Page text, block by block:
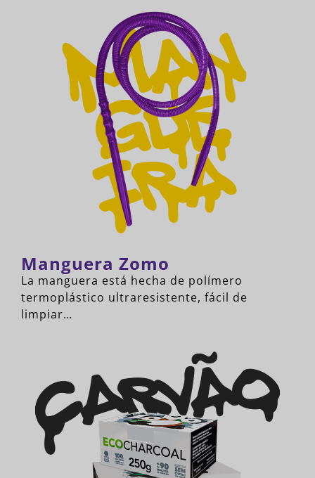
Manguera Zomo
La manguera está hecha de polímero
termoplástico ultraresistente, fácil de
limpiar…